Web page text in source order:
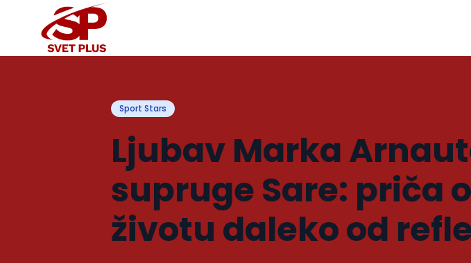
Sport Stars
Ljubav Marka
supruge Sare: priča
životu daleko od